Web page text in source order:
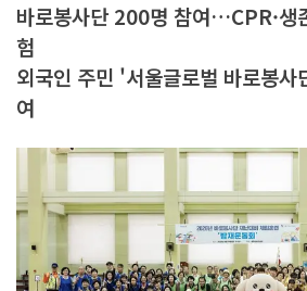
바로봉사단 200명 참여…CPR·생
험
외국인 주민 '서울글로벌 바로봉
여